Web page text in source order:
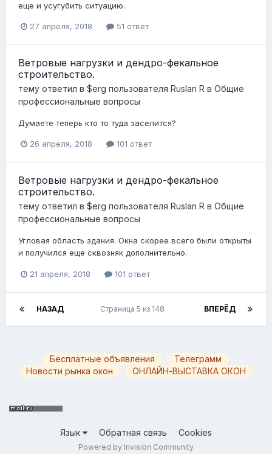
еще и усугубить ситуацию.
27 апреля, 2018 51 ответ
Ветровые нагрузки и дендро-фекальное
строительство.
тему ответил в $erg пользователя Ruslan R в Общие
профессиональные вопросы
Думаете теперь кто то туда заселится?
26 апреля, 2018 101 ответ
Ветровые нагрузки и дендро-фекальное
строительство.
тему ответил в $erg пользователя Ruslan R в Общие
профессиональные вопросы
Угловая область здания. Окна скорее всего были открыты
и получился еще сквозняк дополнительно.
21 апреля, 2018 101 ответ
НАЗАД ВПЕРЁД
Страница 5 из 148
Бесплатные объявления
Телеграмм
Новости рынка окон
ОНЛАЙН-ВЫСТАВКА ОКОН
Язык Обратная связь Cookies
Powered by Invision Community